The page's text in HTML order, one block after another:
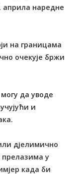
априла наредне
на границама
очекује бржи
да уводе
и
дјелимично
у
када би